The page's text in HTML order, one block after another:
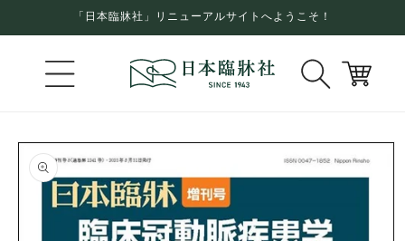
進む
「日本臨牀社」リニューアルサイトへようこそ！
ー
ト
商品情
報にス
キップ